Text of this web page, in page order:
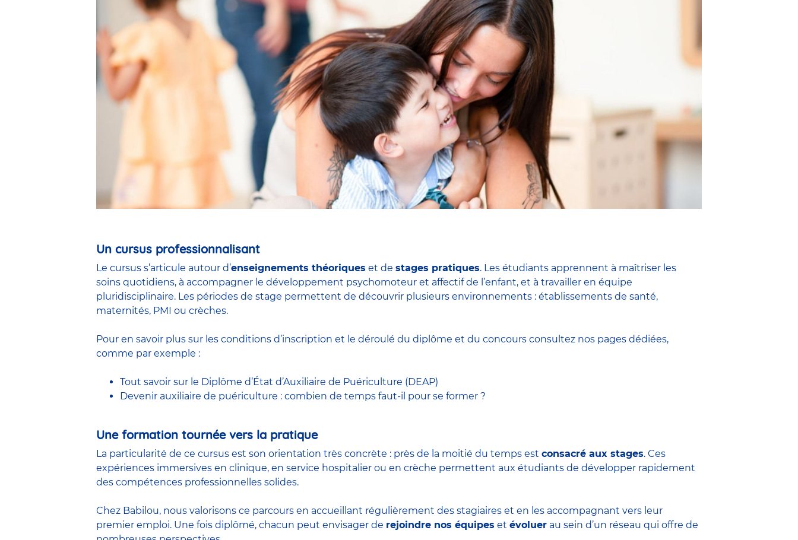
Un cursus professionnalisant
Le cursus s’articule autour d’enseignements théoriques et de stages pratiques. Les étudiants apprennent à maîtriser les
soins quotidiens, à accompagner le développement psychomoteur et affectif de l’enfant, et à travailler en équipe
pluridisciplinaire. Les périodes de stage permettent de découvrir plusieurs environnements : établissements de santé,
maternités, PMI ou crèches.
Pour en savoir plus sur les conditions d’inscription et le déroulé du diplôme et du concours consultez nos pages dédiées,
comme par exemple :
Tout savoir sur le Diplôme d’État d’Auxiliaire de Puériculture (DEAP)
Devenir auxiliaire de puériculture : combien de temps faut-il pour se former ?
Une formation tournée vers la pratique
La particularité de ce cursus est son orientation très concrète : près de la moitié du temps est consacré aux stages. Ces
expériences immersives en clinique, en service hospitalier ou en crèche permettent aux étudiants de développer rapidement
des compétences professionnelles solides.
Chez Babilou, nous valorisons ce parcours en accueillant régulièrement des stagiaires et en les accompagnant vers leur
premier emploi. Une fois diplômé, chacun peut envisager de rejoindre nos équipes et évoluer au sein d’un réseau qui offre de